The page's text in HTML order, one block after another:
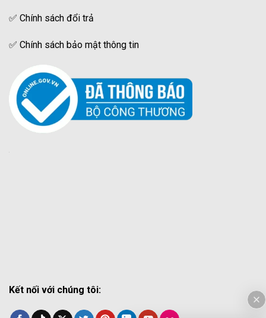
✅ Chính sách đổi trả
✅ Chính sách bảo mật thông tin
Kết nối với chúng tôi: